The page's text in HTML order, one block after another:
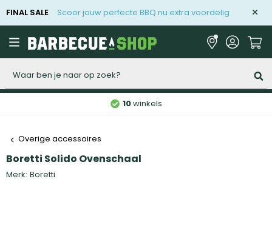
FINAL SALE Scoor jouw perfecte BBQ nu extra voordelig
10winkels
Overige accessoires
Boretti Solido Ovenschaal
Merk: Boretti